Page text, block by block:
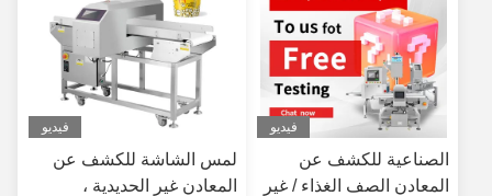
فيديو
الصناعية للكشف عن
المعادن الصف الغذاء / غير
فيديو
لمس الشاشة للكشف عن
المعادن غير الحديدية ،